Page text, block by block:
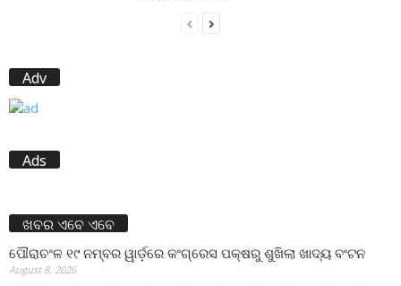
Adv
Ads
ଖବର ଏବେ ଏବେ
ପୌରାଚଂଳ ୧୯ ନମ୍ବର ୱାର୍ଡ଼ରେ କଂଗ୍ରେସ ପକ୍ଷରୁ ଶୁଖିଲା ଖାଦ୍ୟ ବଂଟନ
August 8, 2026